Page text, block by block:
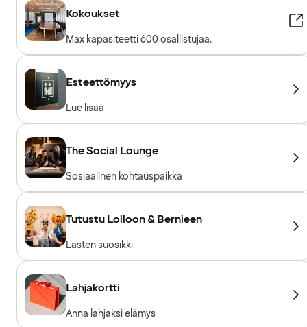
Kokoukset
Max kapasiteetti 600 osallistujaa.
Esteettömyys
Lue lisää
The Social Lounge
Sosiaalinen kohtauspaikka
Tutustu Lolloon & Bernieen
Lasten suosikki
Lahjakortti
Anna lahjaksi elämys